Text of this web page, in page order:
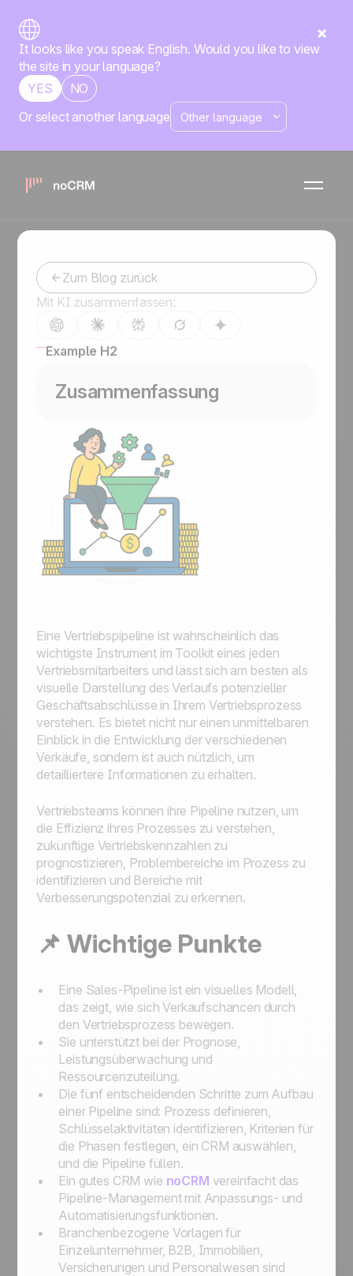
It looks like you speak English. Would you like to view
the site in your language?
YES
NO
Or select another language
Leitfaden für die
Vertriebspipeline
Zum Blog zurück
Mit KI zusammenfassen:
Example H2
Zusammenfassung
Eine Vertriebspipeline ist wahrscheinlich das
wichtigste Instrument im Toolkit eines jeden
Vertriebsmitarbeiters und lässt sich am besten als
visuelle Darstellung des Verlaufs potenzieller
Geschäftsabschlüsse in Ihrem Vertriebsprozess
verstehen. Es bietet nicht nur einen unmittelbaren
Einblick in die Entwicklung der verschiedenen
Verkäufe, sondern ist auch nützlich, um
detailliertere Informationen zu erhalten.
Vertriebsteams können ihre Pipeline nutzen, um
die Effizienz ihres Prozesses zu verstehen,
zukünftige Vertriebskennzahlen zu
prognostizieren, Problembereiche im Prozess zu
identifizieren und Bereiche mit
Verbesserungspotenzial zu erkennen.
📌 Wichtige Punkte
Eine Sales-Pipeline ist ein visuelles Modell,
das zeigt, wie sich Verkaufschancen durch
den Vertriebsprozess bewegen.
Sie unterstützt bei der Prognose,
Leistungsüberwachung und
Ressourcenzuteilung.
Die fünf entscheidenden Schritte zum Aufbau
einer Pipeline sind: Prozess definieren,
Schlüsselaktivitäten identifizieren, Kriterien für
die Phasen festlegen, ein CRM auswählen,
und die Pipeline füllen.
Ein gutes CRM wie noCRM vereinfacht das
Pipeline-Management mit Anpassungs- und
Automatisierungsfunktionen.
Branchenbezogene Vorlagen für
Einzelunternehmer, B2B, Immobilien,
Versicherungen und Personalwesen sind